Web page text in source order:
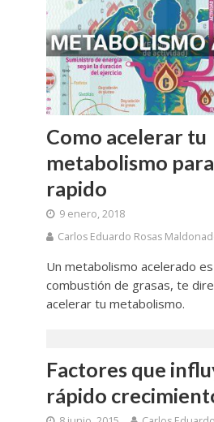
Como acelerar tu
metabolismo
rapido
9 enero, 2018
Carlos Eduardo Rosas
Un metabolismo acelerado
combustión de grasas, te
acelerar tu metabolismo.
Factores que
rápido